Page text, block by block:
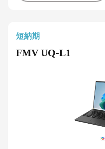
短納期
FMV UQ-L1